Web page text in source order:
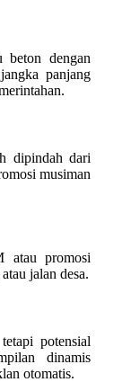
beton dengan
panjang
dipindah dari
musiman
atau promosi
jalan desa.
potensial
dinamis
otomatis.